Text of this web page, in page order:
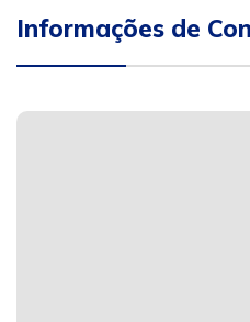
Informações de